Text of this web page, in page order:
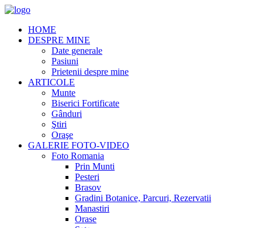
HOME
DESPRE MINE
Date generale
Pasiuni
Prietenii despre mine
ARTICOLE
Munte
Biserici Fortificate
Gânduri
Ştiri
Oraşe
GALERIE FOTO-VIDEO
Foto Romania
Prin Munti
Pesteri
Brasov
Gradini Botanice, Parcuri, Rezervatii
Manastiri
Orase